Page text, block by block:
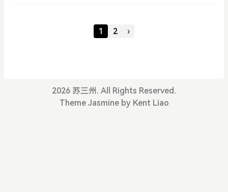
1 2 ›
2026 苏三州. All Rights Reserved.
Theme Jasmineby Kent Liao